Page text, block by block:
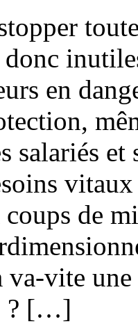
en
salariés
coups de
vite
? […]